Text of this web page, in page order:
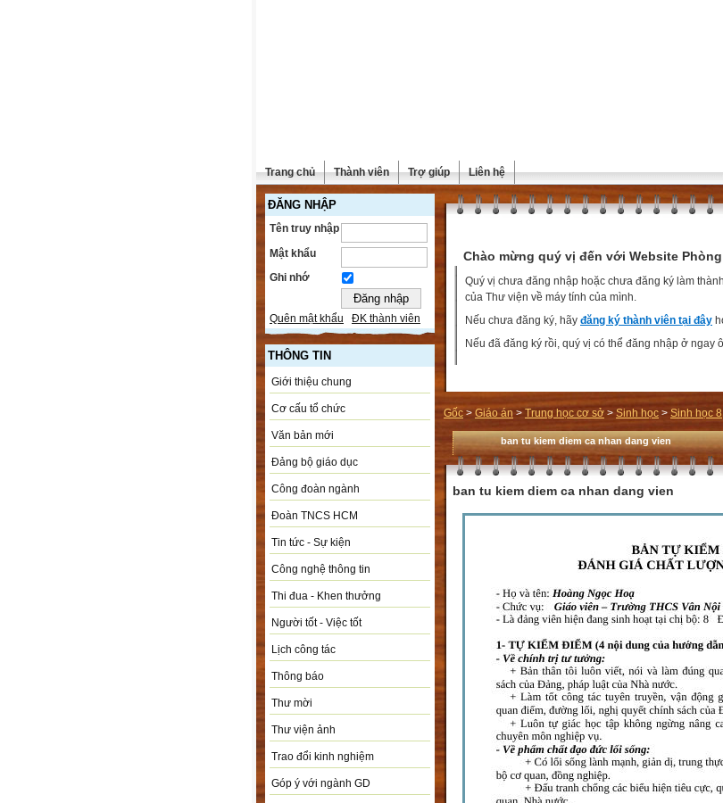
Trang chủ Thành viên Trợ giúp Liên hệ
ĐĂNG NHẬP
Tên truy nhập
Mật khẩu
Ghi nhớ
Quên mật khẩu ĐK thành viên
THÔNG TIN
Giới thiệu chung
Cơ cấu tổ chức
Văn bản mới
Đảng bộ giáo dục
Công đoàn ngành
Đoàn TNCS HCM
Tin tức - Sự kiện
Công nghệ thông tin
Thi đua - Khen thưởng
Người tốt - Việc tốt
Lịch công tác
Thông báo
Thư mời
Thư viện ảnh
Trao đổi kinh nghiệm
Góp ý với ngành GD
Chào mừng quý vị đến với Website
Quý vị chưa đăng nhập hoặc chưa đăng ký làm
của Thư viện về máy tính của mình.
Nếu chưa đăng ký, hãy đăng ký thành viên tại đây
Nếu đã đăng ký rồi, quý vị có thể đăng nhập ở ngay
Gốc > Giáo án > Trung học cơ sở > Sinh học > Sinh học 8
ban tu kiem diem ca nhan dang vien
ban tu kiem diem ca nhan dang vien